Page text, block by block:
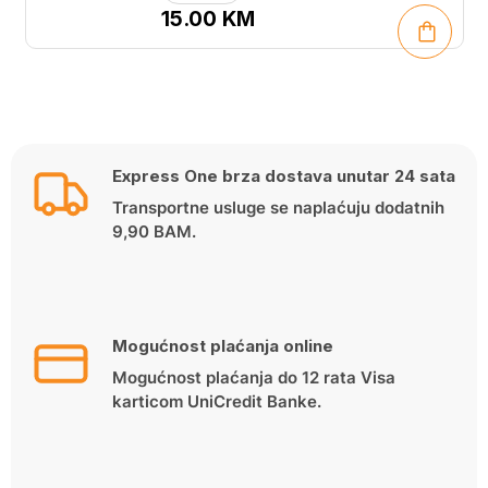
15.00 KM
Express One brza dostava unutar 24 sata
Transportne usluge se naplaćuju dodatnih
9,90 BAM.
Mogućnost plaćanja online
Mogućnost plaćanja do 12 rata Visa
karticom UniCredit Banke.